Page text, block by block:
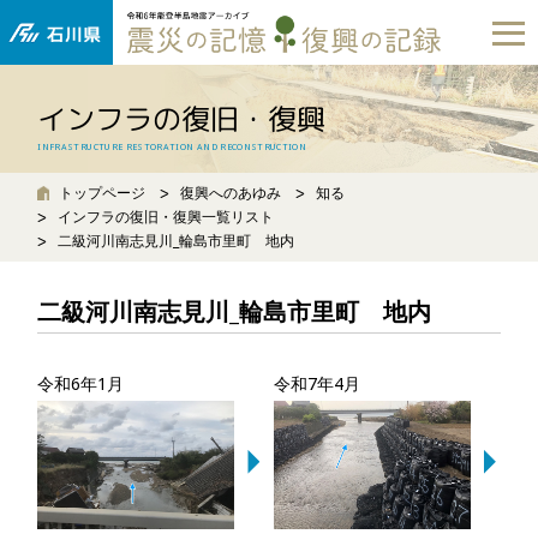
インフラの復旧・復興
INFRASTRUCTURE RESTORATION AND RECONSTRUCTION
トップページ 復興へのあゆみ
知る
インフラの復旧・復興一覧リスト
二級河川南志見川_輪島市里町 地内
二級河川南志見川_輪島市里町 地内
令和6年1月 令和7年4月